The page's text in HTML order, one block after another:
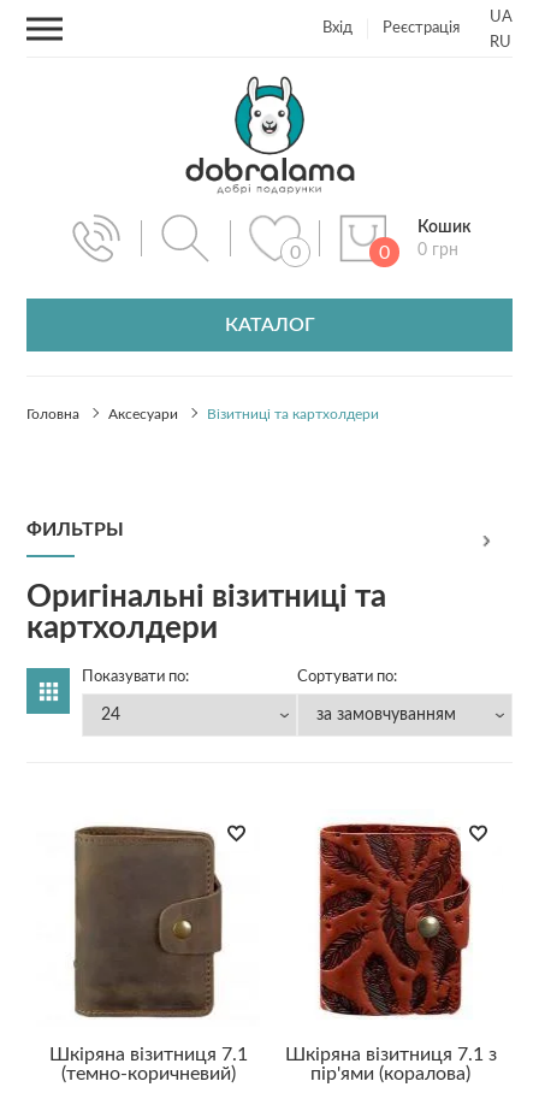
Вхід Реєстрація
UA
RU
0 0
Кошик
0 грн
КАТАЛОГ
Головна Аксесуари Візитниці та картхолдери
ФИЛЬТРЫ
Оригінальні візитниці та
картхолдери
Показувати по: Сортувати по:
Шкіряна візитниця 7.1
(темно-коричневий)
Шкіряна візитниця 7.1 з
пір'ями (коралова)